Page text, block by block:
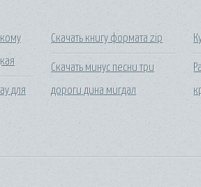
для
Скачать книгу формата zip
Скачать минус песни три
дороги дина мигдал